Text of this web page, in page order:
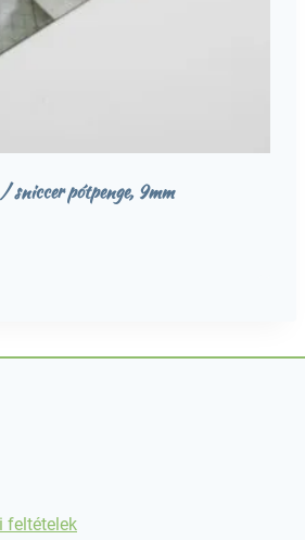
sniccer pótpenge, 9mm
feltételek